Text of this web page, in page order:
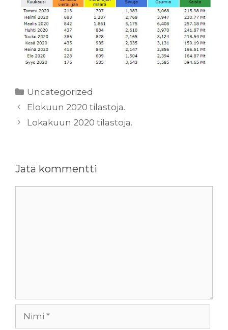
Kategoriat
Uncategorized
Elokuun 2020 tilastoja.
Lokakuun 2020 tilastoja.
Jätä kommentti